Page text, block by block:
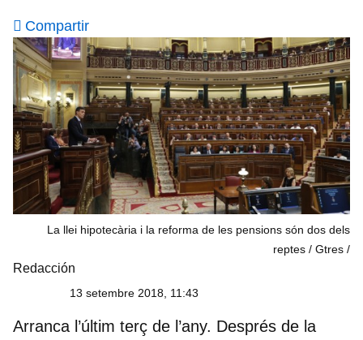
Compartir
La llei hipotecària i la reforma de les pensions són dos dels
reptes / Gtres
Redacción
13 setembre 2018, 11:43
Arranca l’últim terç de l’any. Després de la